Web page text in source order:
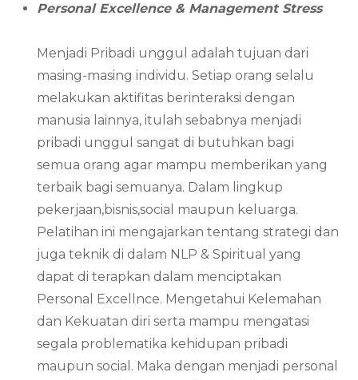
Personal Excellence & Management Stress
Menjadi Pribadi unggul adalah tujuan dari
masing-masing individu. Setiap orang selalu
melakukan aktifitas berinteraksi dengan
manusia lainnya, itulah sebabnya menjadi
pribadi unggul sangat di butuhkan bagi
semua orang agar mampu memberikan yang
terbaik bagi semuanya. Dalam lingkup
pekerjaan,bisnis,social maupun keluarga.
Pelatihan ini mengajarkan tentang strategi dan
juga teknik di dalam NLP & Spiritual yang
dapat di terapkan dalam menciptakan
Personal Excellnce. Mengetahui Kelemahan
dan Kekuatan diri serta mampu mengatasi
segala problematika kehidupan pribadi
maupun social. Maka dengan menjadi personal